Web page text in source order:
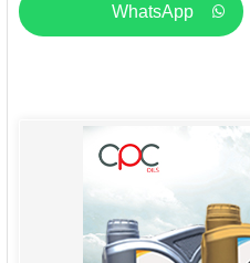
WhatsApp